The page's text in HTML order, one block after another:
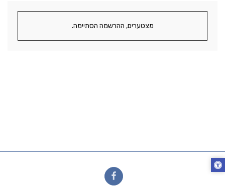
מצטערים, ההרשמה הסתיימה.